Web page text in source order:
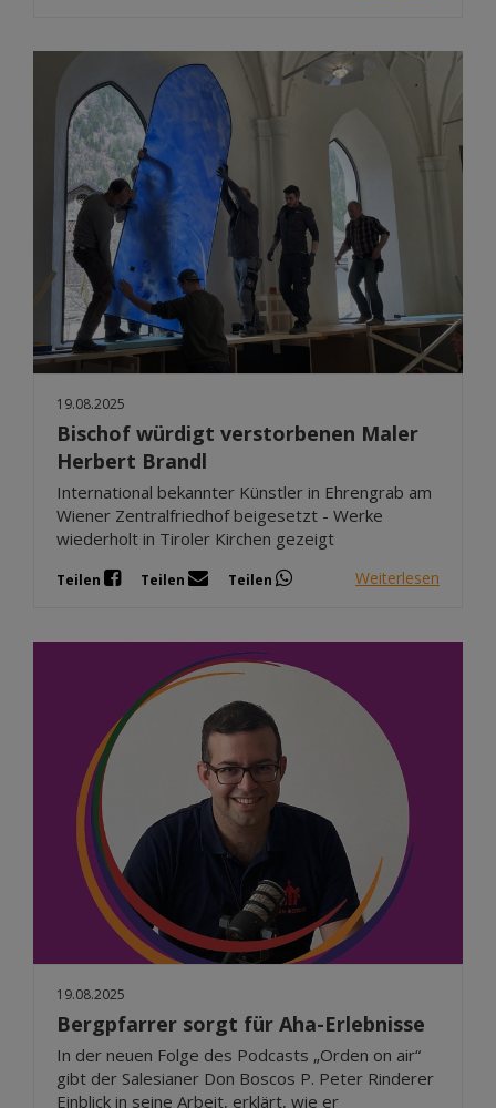
19.08.2025
Bischof würdigt verstorbenen Maler
Herbert Brandl
International bekannter Künstler in Ehrengrab am
Wiener Zentralfriedhof beigesetzt - Werke
wiederholt in Tiroler Kirchen gezeigt
Teilen Teilen Teilen Weiterlesen
19.08.2025
Bergpfarrer sorgt für Aha-Erlebnisse
In der neuen Folge des Podcasts „Orden on air“
gibt der Salesianer Don Boscos P. Peter Rinderer
Einblick in seine Arbeit, erklärt, wie er